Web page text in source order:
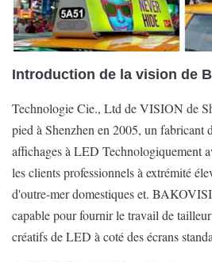
Éclat 5000nits
La vitesse de
régénération
1920Hz
Puissance moyen 180W/set
Puissance
maximum
480W/set
Angle de
visualisation
(H/V)
160°/140°
Introduction de la vision de
Technologie Cie., Ltd de VISION de
pied à Shenzhen en 2005, un fabricant
affichages à LED Technologiquement
les clients professionnels à extrémité
d'outre-mer domestiques et.
capable pour fournir le travail de
créatifs de LED à coté des écrans